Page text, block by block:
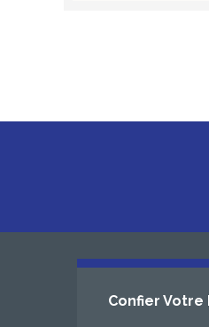
Confier Votre